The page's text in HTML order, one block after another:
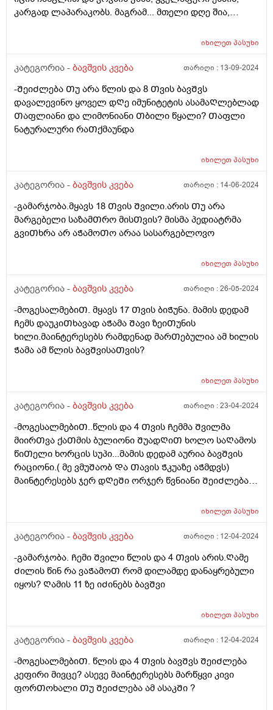
კარგად ლაპარაკობს. მაგრამ... მთელი დღე შია,
გავაგებინე ის, თუ რა უნდა ჭამოს, რომ დანაყრდეს და
განმავლობაში ჭამს ლუკმა-ლუკმა, პურს ნამცეც-
და საკვებისთვის მიყოლება ვერ ვასწავლე. უმეტესად
არც არაფერს აყოლებს პურს და არც დამანაყრებელ
საჭმელს ჭამს, მოშივდება, მივა სალათის ფოთლებს
ჭამს, მერე კიდევ მოშივდება, ახლა ბულგარულ
მირჩიეთ რამე, ან მითხარით ეს ნორმაა? დატანჯული
სამზარეულოდან ვერ გამოვდივარ მთელი დღე.
იხილეთპასუხი
კატეგორია - ბავშვის კვება თარიღი : 13-09-2024
-ᲨეიᲫლება Თუ არა წლის და 8 Თვის ბავᲨვს
დავალევინო ყოველ დᲦე იმუნიტეტის ასამაᲦლებლად
Თაფლიანი და ლიმონიანი Თბილი წყალი? Თაფლი
ნატურალური რაᲗქმაუნდა
იხილეთპასუხი
კატეგორია - ბავშვის კვება თარიღი : 14-06-2024
-გამარჯობა.მყავს 18 Თვის Შვილი.არის Თუ არა
მარგებელი საზამᲗრო მისᲗვის? მისმა პედიატრმა
გვიᲗხრა არ აᲭამოᲗო არაა სასარგებლოვო
იხილეთპასუხი
კატეგორია - ბავშვის კვება თარიღი :26-05-2024
-მოგესალმებიᲗ. მყავს 17 Თვის ბიᲭუნა. მამის დედამ
Ჩემს დაუკიᲗხავად აᲭამა Შავი ზეიᲗუნის
ხილი.მაინტერესებს რამდენად მარᲗებულია ამ ხილის
Ჭამა ამ წლის ბავᲨვისაᲗვის?
იხილეთპასუხი
კატეგორია - ბავშვის კვება თარიღი :23-04-2024
-მოგესალმებიᲗ..წლის და 4 Თვის Ჩემმა Შვილმა
მიირᲗვა ქაᲗმის ბულიონი ᲨუადᲦიᲗ ხოლო საᲦამოს
წიᲗელი ხორცის სუპი...მამის დედამ აურია ბავᲨვის
რაციონი.( მე ვმუᲨაობ Და Თავის Ჭკუაზე აᲭმდვს)
მაინტერესებს ჯერ დᲦეᲨი ორჯერ წვნიანი ᲨეიᲫლება?
ერᲗ დᲦეს არ ვნებს? Ღამე ვნახე მუცელზე წიᲗლად
რეაქცია. ᲦმერᲗმა იცის რამდენი რამ.აᲭამა Ჩემს
იხილეთპასუხი
კატეგორია - ბავშვის კვება თარიღი : 12-04-2024
-გამარჯობა. Ჩემი Შვილი წლის და 4 Თვის არის.Ღამე
Ძილის წინ რა ვაᲭამოᲗ რომ დილამდე დანაყრებული
იყოს? Ღამის 11 ზე იᲫინებს ბავᲨვი
იხილეთპასუხი
კატეგორია - ბავშვის კვება თარიღი : 12-04-2024
-მოგესალმებიᲗ. წლის და 4 Თვის ბავᲨვს ᲨეიᲫლება
კეფირი მივცე? ასევე მაინტერესებს მარწყვი კივი
ფორᲗოხალი Თუ ᲨეიᲫლება ამ ასაკᲨი ?